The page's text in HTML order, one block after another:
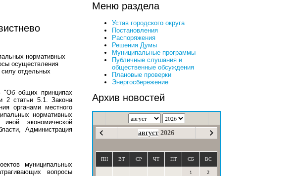
нормативных
осуществления
силу отдельных
"Об общих принципах
2 статьи 5.1. Закона
органами местного
нормативных
экономической
Администрация
муниципальных
вопросы
Меню раздела
Устав городского округа
Постановления
Распоряжения
Решения Думы
Муниципальные программы
Публичные слушания и
общественные обсуждения
Плановые проверки
Энергосбережение
Архив новостей
август 2026
ПН ВТ СР ЧТ ПТ СБ ВС
1
2